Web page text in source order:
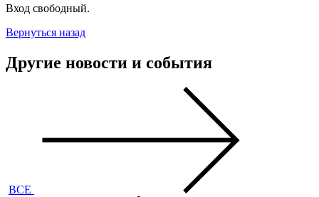
Вход свободный.
Вернуться назад
Другие новости и события
ВСЕ